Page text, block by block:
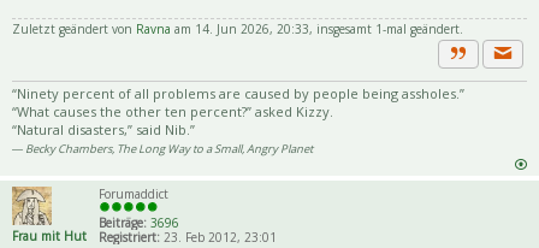
Zuletzt geändert von Ravna am 14. Jun 2026, 20:33, insgesamt 1-mal geändert.
Zitat
“Ninety percent of all problems are caused by people being assholes.”
“What causes the other ten percent?” asked Kizzy.
“Natural disasters,” said Nib.”
― Becky Chambers, The Long Way to a Small, Angry Planet
Frau mit Hut
Forumaddict
Beiträge: 3696
Registriert: 23. Feb 2012, 23:01